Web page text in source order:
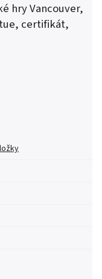
hry Vancouver,
certifikát,